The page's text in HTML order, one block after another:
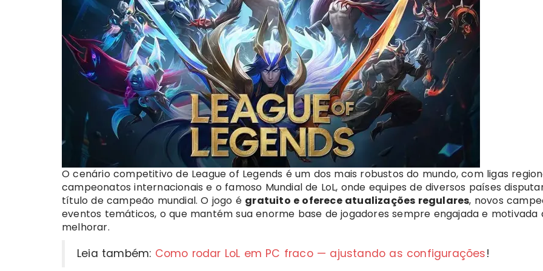
O cenário competitivo de League of Legends é um dos mais robustos do mundo, com ligas
campeonatos internacionais e o famoso Mundial de LoL, onde equipes de diversos países
título de campeão mundial. O jogo é gratuito e oferece atualizações regulares, novos
eventos temáticos, o que mantém sua enorme base de jogadores sempre engajada e motivada
melhorar.
Leia também: Como rodar LoL em PC fraco — ajustando as configurações!